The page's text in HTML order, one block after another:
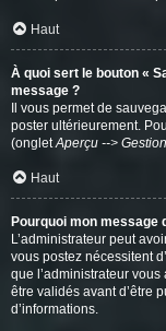
Haut
À quoi sert le bouton «
message ?
Il vous permet de
poster ultérieurement.
(ongletAperçu -->
Haut
Pourquoi mon message
L’administrateur peut
vous postez nécessitent
que l’administrateur
être validés avant d’être
d’informations.